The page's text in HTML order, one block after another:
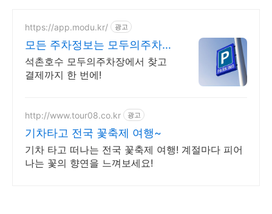
https://app.modu.kr/ 광고
모든 주차정보는 모두의주차장
핫플주차 검색은 모두의주차장
석촌호수 모두의주차장에서 찾고
결제까지 한 번에!
http://www.tour08.co.kr 광고
기차타고 전국 꽃축제 여행~
기차 타고 떠나는 전국 꽃축제 여행! 계절마다 피어
나는 꽃의 향연을 느껴보세요!